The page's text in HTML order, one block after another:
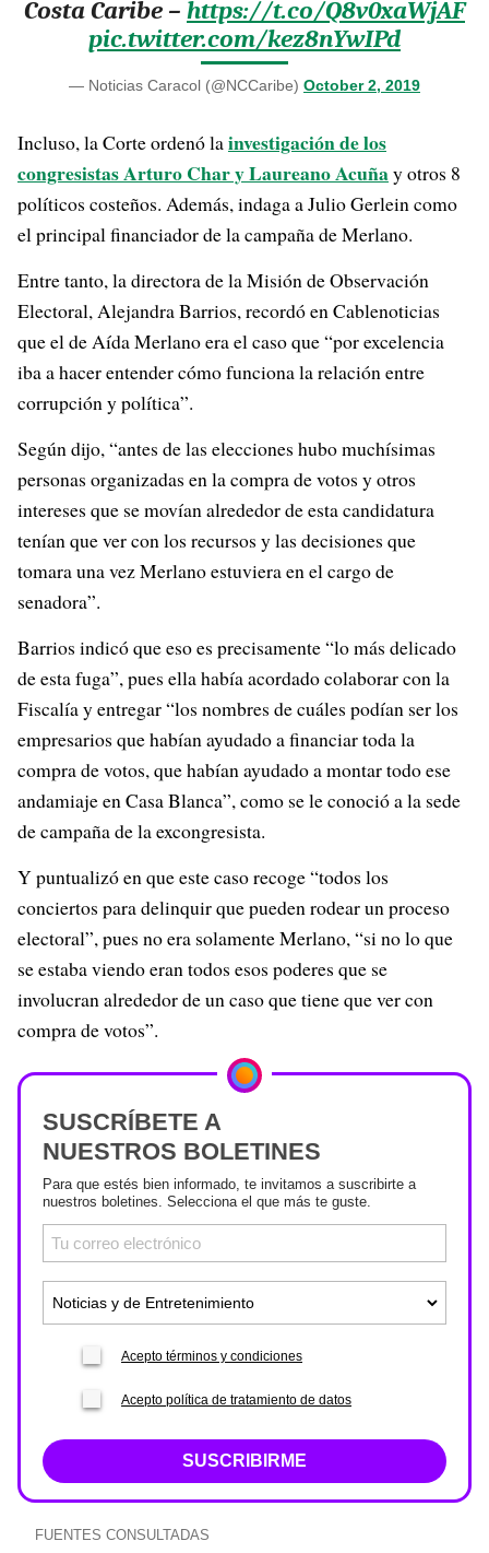
Costa Caribe – https://t.co/Q8v0xaWjAF
pic.twitter.com/kez8nYwIPd
— Noticias Caracol (@NCCaribe) October 2, 2019
Incluso, la Corte ordenó lainvestigación de los
congresistas Arturo Char y Laureano Acuñay otros 8
políticos costeños. Además, indaga a Julio Gerlein como
el principal financiador de la campaña de Merlano.
Entre tanto, la directora de la Misión de Observación
Electoral, Alejandra Barrios, recordó en Cablenoticias
que el de Aída Merlano era el caso que “por excelencia
iba a hacer entender cómo funciona la relación entre
corrupción y política”.
Según dijo, “antes de las elecciones hubo muchísimas
personas organizadas en la compra de votos y otros
intereses que se movían alrededor de esta candidatura
tenían que ver con los recursos y las decisiones que
tomara una vez Merlano estuviera en el cargo de
senadora”.
Barrios indicó que eso es precisamente “lo más delicado
de esta fuga”, pues ella había acordado colaborar con la
Fiscalía y entregar “los nombres de cuáles podían ser los
empresarios que habían ayudado a financiar toda la
compra de votos, que habían ayudado a montar todo ese
andamiaje en Casa Blanca”, como se le conoció a la sede
de campaña de la excongresista.
Y puntualizó en que este caso recoge “todos los
conciertos para delinquir que pueden rodear un proceso
electoral”, pues no era solamente Merlano, “si no lo que
se estaba viendo eran todos esos poderes que se
involucran alrededor de un caso que tiene que ver con
compra de votos”.
SUSCRÍBETE A
NUESTROS BOLETINES
Para que estés bien informado, te invitamos a suscribirte a
nuestros boletines. Selecciona el que más te guste.
Acepto términos y condiciones
Acepto política de tratamiento de datos
SUSCRIBIRME
FUENTES CONSULTADAS